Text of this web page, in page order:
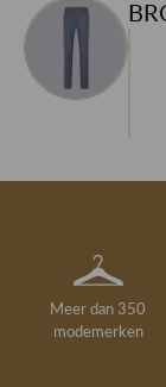
Meer dan 350
modemerken